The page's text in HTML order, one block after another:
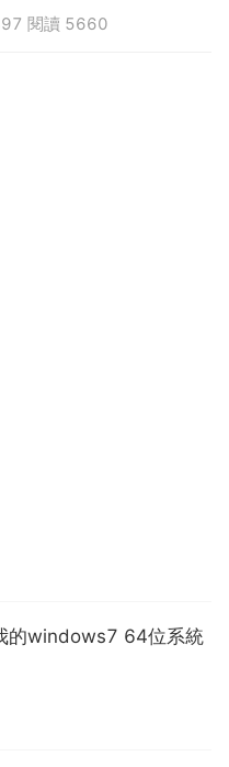
閱讀 5660
的windows7 64位系統